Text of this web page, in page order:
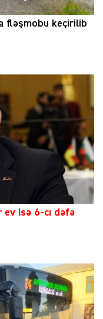
fləşmobu keçirilib
ev isə 6-cı dəfə